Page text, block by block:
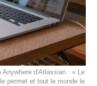
Anywhere d'Atlassian : « Le
permet et tout le monde le